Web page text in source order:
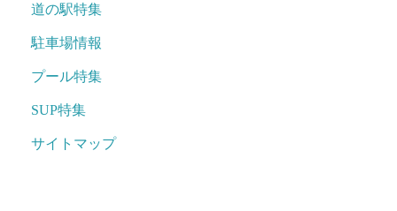
道の駅特集
駐車場情報
プール特集
SUP特集
サイトマップ